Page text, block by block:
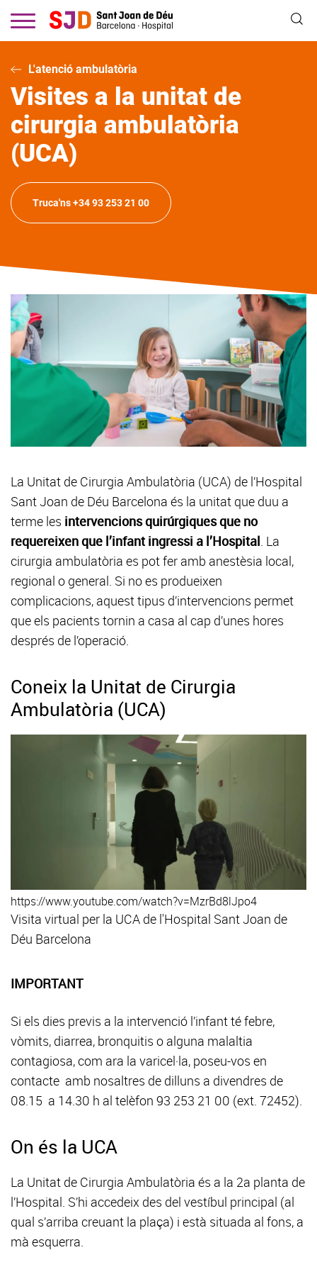
contingut
L'atenció ambulatòria
Visites a la unitat de
cirurgia ambulatòria
(UCA)
Truca'ns +34 93 253 21 00
La Unitat de Cirurgia Ambulatòria (UCA) de l’Hospital
Sant Joan de Déu Barcelona és la unitat que duu a
terme les intervencions quirúrgiques que no
requereixen que l’infant ingressi a l’Hospital . La
cirurgia ambulatòria es pot fer amb anestèsia local,
regional o general. Si no es produeixen
complicacions, aquest tipus d’intervencions permet
que els pacients tornin a casa al cap d’unes hores
després de l’operació.
Coneix la Unitat de Cirurgia
Ambulatòria (UCA)
https://www.youtube.com/watch?v=MzrBd8lJpo4
Visita virtual per la UCA de l'Hospital Sant Joan de
Déu Barcelona
IMPORTANT
Si els dies previs a la intervenció l’infant té febre,
vòmits, diarrea, bronquitis o alguna malaltia
contagiosa, com ara la varicel·la, poseu-vos en
contacte amb nosaltres de dilluns a divendres de
08.15 a 14.30 h al telèfon 93 253 21 00 (ext. 72452).
On és la UCA
La Unitat de Cirurgia Ambulatòria és a la 2a planta de
l’Hospital. S’hi accedeix des del vestíbul principal (al
qual s’arriba creuant la plaça) i està situada al fons, a
mà esquerra.